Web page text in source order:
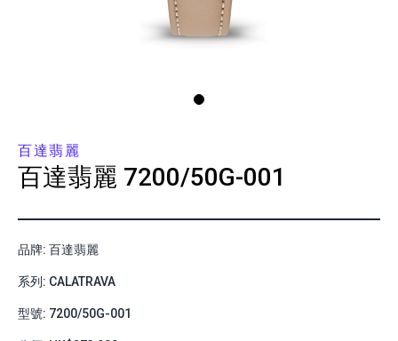
百達翡麗
百達翡麗 7200/50G-001
品牌: 百達翡麗
系列: CALATRAVA
型號: 7200/50G-001